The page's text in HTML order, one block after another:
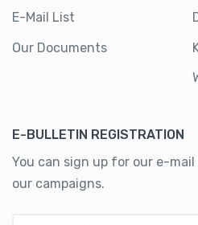
E-Mail List
Our Documents
E-BULLETIN REGISTRATION
You can sign up for our e-
our campaigns.